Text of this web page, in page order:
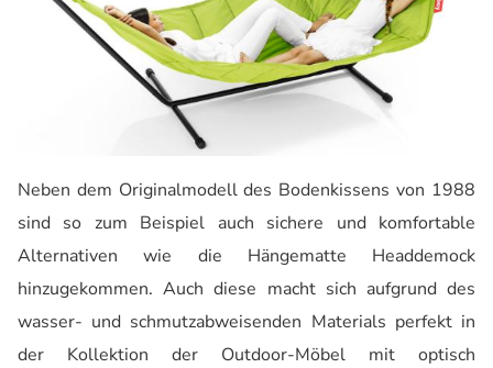
Neben dem Originalmodell des Bodenkissens von 1988
sind so zum Beispiel auch sichere und komfortable
Alternativen wie die Hängematte Headdemock
hinzugekommen. Auch diese macht sich aufgrund des
wasser- und schmutzabweisenden Materials perfekt in
der Kollektion der Outdoor-Möbel mit optisch